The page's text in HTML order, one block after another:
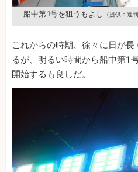
船中第1号を狙うもよし （提供：週
これからの時期、徐々に日が
るが、明るい時間から船中第1
開始するも良しだ。